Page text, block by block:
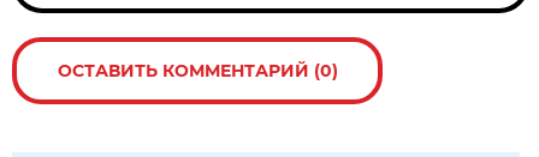
ОСТАВИТЬ КОММЕНТАРИЙ (0)